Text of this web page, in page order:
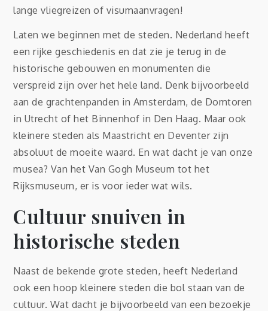
lange vliegreizen of visumaanvragen!
Laten we beginnen met de steden. Nederland heeft
een rijke geschiedenis en dat zie je terug in de
historische gebouwen en monumenten die
verspreid zijn over het hele land. Denk bijvoorbeeld
aan de grachtenpanden in Amsterdam, de Domtoren
in Utrecht of het Binnenhof in Den Haag. Maar ook
kleinere steden als Maastricht en Deventer zijn
absoluut de moeite waard. En wat dacht je van onze
musea? Van het Van Gogh Museum tot het
Rijksmuseum, er is voor ieder wat wils.
Cultuur snuiven in
historische steden
Naast de bekende grote steden, heeft Nederland
ook een hoop kleinere steden die bol staan van de
cultuur. Wat dacht je bijvoorbeeld van een bezoekje